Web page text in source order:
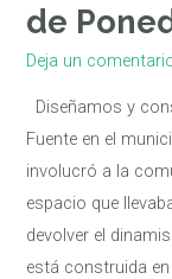
de
Deja un
Diseñamos y
Fuente en el
involucró a la
espacio que
devolver el
está construida